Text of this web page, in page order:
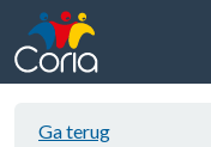
Ga terug